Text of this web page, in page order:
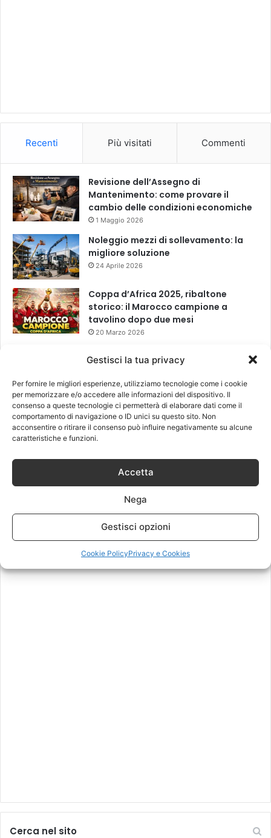
Gestisci la tua privacy
Per fornire le migliori esperienze, utilizziamo tecnologie come i cookie
per memorizzare e/o accedere alle informazioni del dispositivo. Il
consenso a queste tecnologie ci permetterà di elaborare dati come il
comportamento di navigazione o ID unici su questo sito. Non
acconsentire o ritirare il consenso può influire negativamente su alcune
caratteristiche e funzioni.
Accetta
Nega
Gestisci opzioni
Cookie PolicyPrivacy e Cookies
Recenti Più visitati Commenti
Revisione dell’Assegno di
Mantenimento: come provare il
cambio delle condizioni economiche
1 Maggio 2026
Noleggio mezzi di sollevamento: la
migliore soluzione
24 Aprile 2026
Coppa d’Africa 2025, ribaltone
storico: il Marocco campione a
tavolino dopo due mesi
20 Marzo 2026
Leggi anche
Cerca nel sito